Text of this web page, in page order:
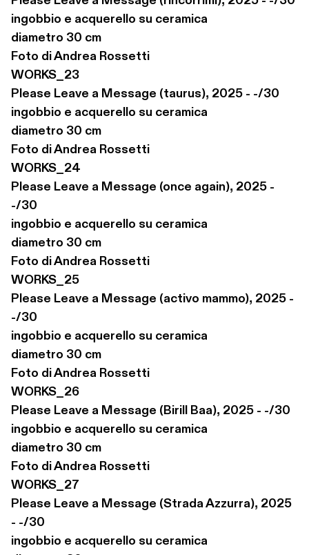
ingobbio e acquerello su ceramica
diametro 30 cm
Foto di Andrea Rossetti
WORKS_23
Please Leave a Message (taurus), 2025 - -/30
ingobbio e acquerello su ceramica
diametro 30 cm
Foto di Andrea Rossetti
WORKS_24
Please Leave a Message (once again), 2025 -
-/30
ingobbio e acquerello su ceramica
diametro 30 cm
Foto di Andrea Rossetti
WORKS_25
Please Leave a Message (activo mammo), 2025 -
-/30
ingobbio e acquerello su ceramica
diametro 30 cm
Foto di Andrea Rossetti
WORKS_26
Please Leave a Message (Birill Baa), 2025 - -/30
ingobbio e acquerello su ceramica
diametro 30 cm
Foto di Andrea Rossetti
WORKS_27
Please Leave a Message (Strada Azzurra), 2025
- -/30
ingobbio e acquerello su ceramica